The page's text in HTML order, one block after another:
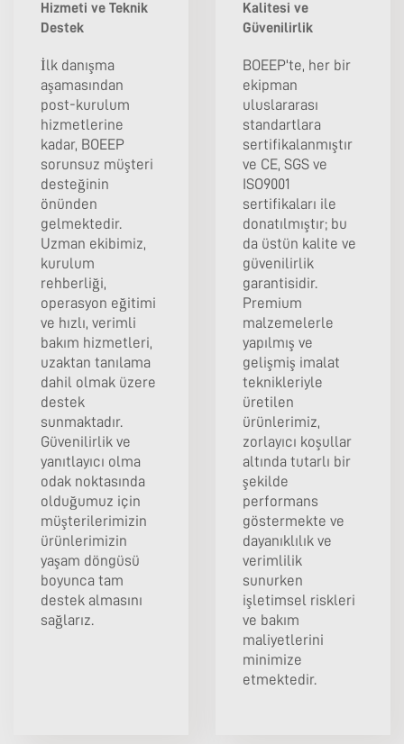
Hizmeti ve Teknik
Destek
İlk danışma
aşamasından
post-kurulum
hizmetlerine
kadar, BOEEP
sorunsuz müşteri
desteğinin
önünden
gelmektedir.
Uzman ekibimiz,
kurulum
rehberliği,
operasyon eğitimi
ve hızlı, verimli
bakım hizmetleri,
uzaktan tanılama
dahil olmak üzere
destek
sunmaktadır.
Güvenilirlik ve
yanıtlayıcı olma
odak noktasında
olduğumuz için
müşterilerimizin
ürünlerimizin
yaşam döngüsü
boyunca tam
destek almasını
sağlarız.
Kalitesi ve
Güvenilirlik
BOEEP'te, her bir
ekipman
uluslararası
standartlara
sertifikalanmıştır
ve CE, SGS ve
ISO9001
sertifikaları ile
donatılmıştır; bu
da üstün kalite ve
güvenilirlik
garantisidir.
Premium
malzemelerle
yapılmış ve
gelişmiş imalat
teknikleriyle
üretilen
ürünlerimiz,
zorlayıcı koşullar
altında tutarlı bir
şekilde
performans
göstermekte ve
dayanıklılık ve
verimlilik
sunurken
işletimsel riskleri
ve bakım
maliyetlerini
minimize
etmektedir.